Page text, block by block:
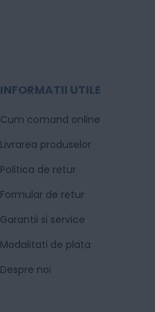
INFORMATII UTILE
Cum comand online
Livrarea produselor
Politica de retur
Formular de retur
Garantii si service
Modalitati de plata
Despre noi